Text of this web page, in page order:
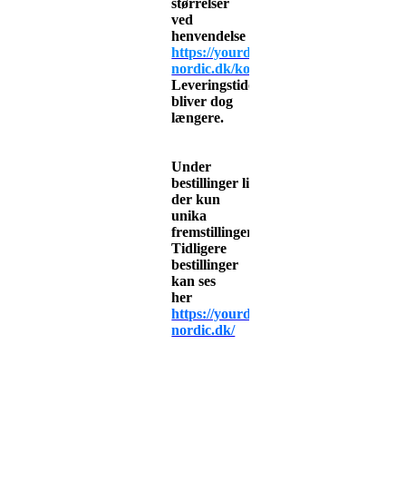
ved
henvendelse
https://yourdesign-
nordic.dk/kontak
Leveringstiden
bliver dog
længere.
Under
bestillingerligger
der kun
unika
fremstillinger.
Tidligere
bestillinger
kan ses
her
https://yourdesign-
nordic.dk/